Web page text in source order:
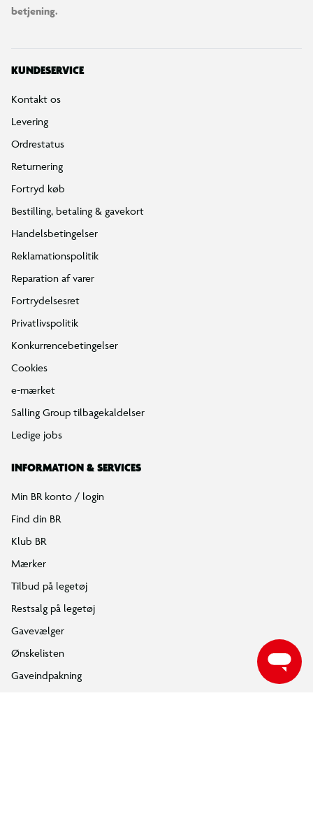
betjening.
KUNDESERVICE
Kontakt os
Levering
Ordrestatus
Returnering
Fortryd køb
Bestilling, betaling & gavekort
Handelsbetingelser
Reklamationspolitik
Reparation af varer
Fortrydelsesret
Privatlivspolitik
Konkurrencebetingelser
Cookies
e-mærket
Salling Group tilbagekaldelser
Ledige jobs
INFORMATION & SERVICES
Min BR konto / login
Find din BR
Klub BR
Mærker
Tilbud på legetøj
Restsalg på legetøj
Gavevælger
Ønskelisten
Gaveindpakning